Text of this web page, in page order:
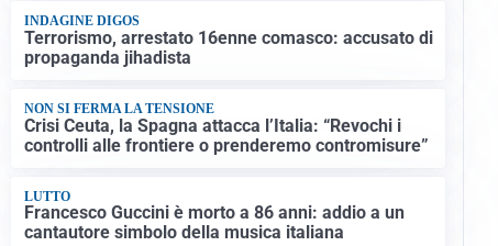
INDAGINE DIGOS
Terrorismo, arrestato 16enne comasco: accusato di
propaganda jihadista
NON SI FERMA LA TENSIONE
Crisi Ceuta, la Spagna attacca l’Italia: “Revochi i
controlli alle frontiere o prenderemo contromisure”
LUTTO
Francesco Guccini è morto a 86 anni: addio a un
cantautore simbolo della musica italiana